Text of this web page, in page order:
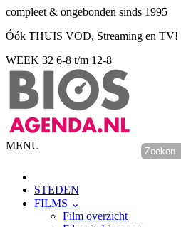
compleet & ongebonden sinds 1995
Óók THUIS VOD, Streaming en TV!
WEEK 32 6-8 t/m 12-8
MENU
STEDEN
FILMS ⌄
Film overzicht